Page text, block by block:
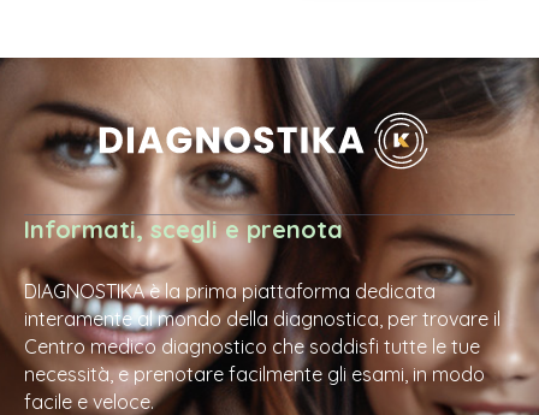
Informati, scegli e prenota
DIAGNOSTIKA è la prima piattaforma dedicata
interamente al mondo della diagnostica, per trovare il
Centro medico diagnostico che soddisfi tutte le tue
necessità, e prenotare facilmente gli esami, in modo
facile e veloce.